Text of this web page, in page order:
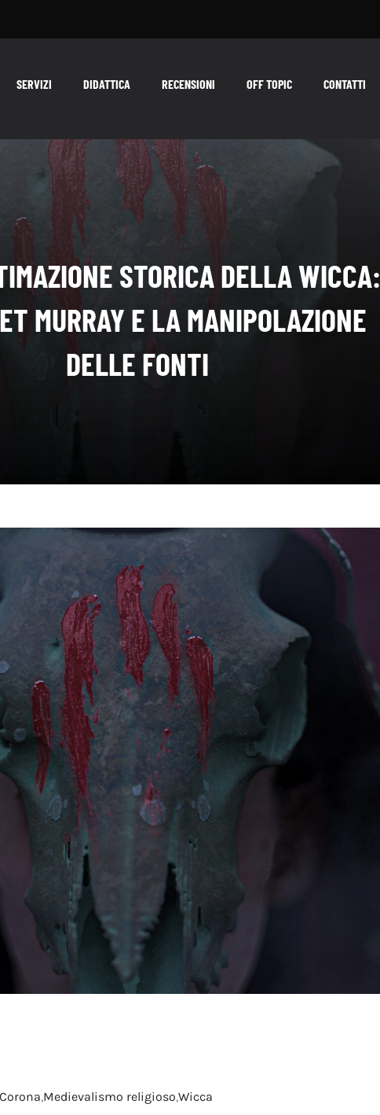
SERVIZI DIDATTICA RECENSIONI OFF TOPIC CONTATTI
STORICA DELLA WICCA:
MURRAY E LA MANIPOLAZIONE
DELLE FONTI
,Medievalismo religioso,Wicca